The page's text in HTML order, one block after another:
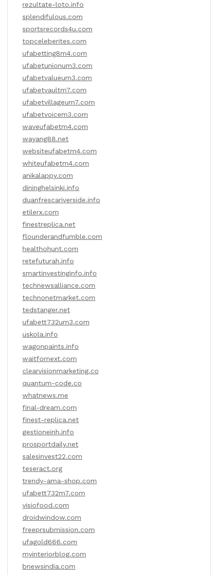
rezultate-loto.info
splendifulous.com
sportsrecords4u.com
topceleberites.com
ufabetting8m4.com
ufabetunionum3.com
ufabetvalueum3.com
ufabetvaultm7.com
ufabetvillageum7.com
ufabetvoicem3.com
waveufabetm4.com
wayang88.net
websiteufabetm4.com
whiteufabetm4.com
anikalappy.com
dininghelsinki.info
duanfrescariverside.info
etilerx.com
finestreplica.net
flounderandfumble.com
healthohunt.com
retefuturah.info
smartinvestinginfo.info
technewsalliance.com
technonetmarket.com
tedstanger.net
ufabett732um3.com
uskola.info
wagonpaints.info
waitfornext.com
clearvisionmarketing.co
quantum-code.co
whatnews.me
final-dream.com
finest-replica.net
gestioneinh.info
prosportdaily.net
salesinvest22.com
teseract.org
trendy-ama-shop.com
ufabett732m7.com
visiofood.com
droidwindow.com
freeprsubmission.com
ufagold666.com
myinteriorblog.com
bnewsindia.com